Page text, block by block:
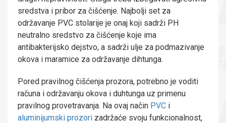
sredstva i pribor za čišćenje. Najbolji set za
održavanje PVC stolarije je onaj koji sadrži PH
neutralno sredstvo za čišćenje koje ima
antibakterijsko dejstvo, a sadrži ulje za podmazivanje
okova i maramice za održavanje dihtunga.
Pored pravilnog čišćenja prozora, potrebno je voditi
računa i održavanju okova i duhtunga uz primenu
pravilnog provetravanja. Na ovaj način PVC i
aluminijumski prozori zadržaće svoju funkcionalnost,